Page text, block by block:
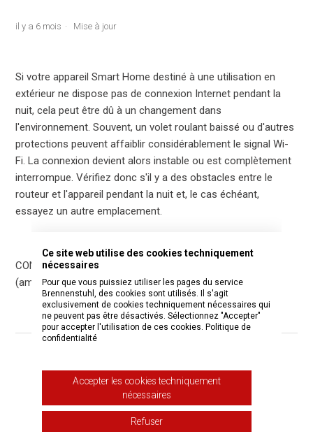
il y a 6 mois Mise à jour
Si votre appareil Smart Home destiné à une utilisation en
extérieur ne dispose pas de connexion Internet pendant la
nuit, cela peut être dû à un changement dans
l'environnement. Souvent, un volet roulant baissé ou d'autres
protections peuvent affaiblir considérablement le signal Wi-
Fi. La connexion devient alors instable ou est complètement
interrompue. Vérifiez donc s'il y a des obstacles entre le
routeur et l'appareil pendant la nuit et, le cas échéant,
essayez un autre emplacement.
CONSEIL : installez dans votre jardin un répéteur
(amplificateur Wi-Fi) qui amplifie le signal Internet.
Oui Non
Utilisateurs qui ont trouvé cela utile : 2 sur 2
Ce site web utilise des cookies techniquement
nécessaires
Pour que vous puissiez utiliser les pages du service
Brennenstuhl, des cookies sont utilisés. Il s'agit
exclusivement de cookies techniquement nécessaires qui
ne peuvent pas être désactivés. Sélectionnez "Accepter"
pour accepter l'utilisation de ces cookies. Politique de
confidentialité
Accepter les cookies techniquement
nécessaires
Refuser